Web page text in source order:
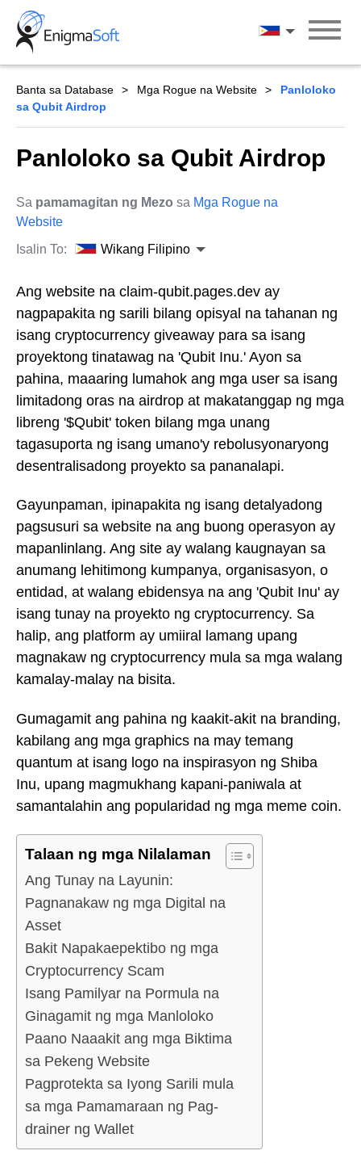
Skip
content
Wikang Filipino
Banta sa Database Mga Rogue na Website
Panloloko
sa Qubit Airdrop
Panloloko sa Qubit Airdrop
Sa pamamagitan ng Mezo sa Mga Rogue na
Website
Isalin To:
Wikang Filipino
Ang website na claim-qubit.pages.dev ay
nagpapakita ng sarili bilang opisyal na tahanan ng
isang cryptocurrency giveaway para sa isang
proyektong tinatawag na 'Qubit Inu.' Ayon sa
pahina, maaaring lumahok ang mga user sa isang
limitadong oras na airdrop at makatanggap ng mga
libreng '$Qubit' token bilang mga unang
tagasuporta ng isang umano'y rebolusyonaryong
desentralisadong proyekto sa pananalapi.
Gayunpaman, ipinapakita ng isang detalyadong
pagsusuri sa website na ang buong operasyon ay
mapanlinlang. Ang site ay walang kaugnayan sa
anumang lehitimong kumpanya, organisasyon, o
entidad, at walang ebidensya na ang 'Qubit Inu' ay
isang tunay na proyekto ng cryptocurrency. Sa
halip, ang platform ay umiiral lamang upang
magnakaw ng cryptocurrency mula sa mga walang
kamalay-malay na bisita.
Gumagamit ang pahina ng kaakit-akit na branding,
kabilang ang mga graphics na may temang
quantum at isang logo na inspirasyon ng Shiba
Inu, upang magmukhang kapani-paniwala at
samantalahin ang popularidad ng mga meme coin.
Talaan ng mga Nilalaman
Ang Tunay na Layunin:
Pagnanakaw ng mga Digital na
Asset
Bakit Napakaepektibo ng mga
Cryptocurrency Scam
Isang Pamilyar na Pormula na
Ginagamit ng mga Manloloko
Paano Naaakit ang mga Biktima
sa Pekeng Website
Pagprotekta sa Iyong Sarili mula
sa mga Pamamaraan ng Pag-
drainer ng Wallet